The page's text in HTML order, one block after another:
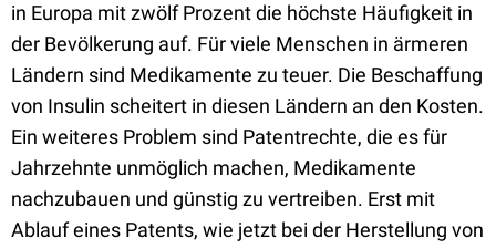
in Europa mit zwölf Prozent die höchste Häufigkeit in
der Bevölkerung auf. Für viele Menschen in ärmeren
Ländern sind Medikamente zu teuer. Die Beschaffung
von Insulin scheitert in diesen Ländern an den Kosten.
Ein weiteres Problem sind Patentrechte, die es für
Jahrzehnte unmöglich machen, Medikamente
nachzubauen und günstig zu vertreiben. Erst mit
Ablauf eines Patents, wie jetzt bei der Herstellung von